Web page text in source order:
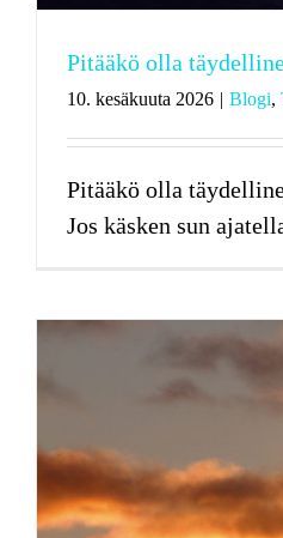
Pitääkö olla
10. kesäkuuta 2026 | Blogi,
Pitääkö olla
Jos käsken sun